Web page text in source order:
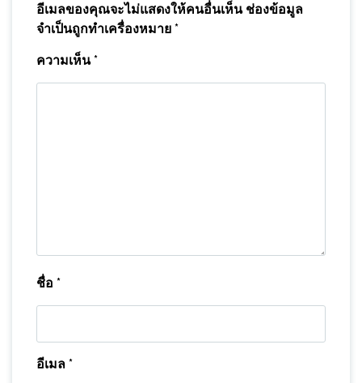
อีเมลของคุณจะไม่แสดงให้คนอื่นเห็น ช่องข้อมูล
จำเป็นถูกทำเครื่องหมาย *
ความเห็น*
ชื่อ *
อีเมล *